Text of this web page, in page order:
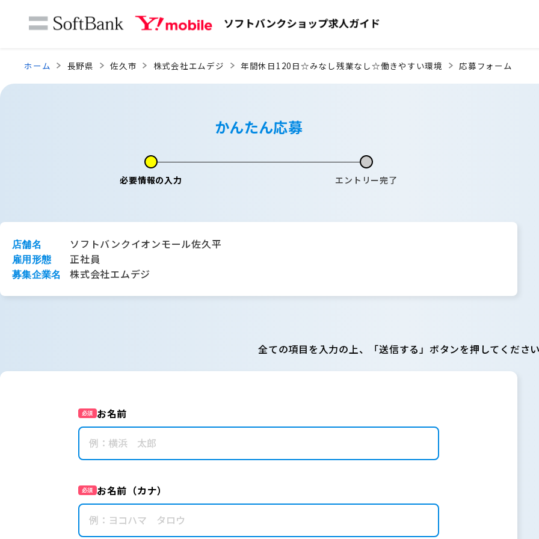
ホーム 長野県 佐久市 株式会社エムデジ 年間休日120日☆みなし残業なし☆働きやすい環境 応募フォーム
かんたん応募
必要情報の入力 エントリー完了
店舗名 ソフトバンクイオンモール佐久平
雇用形態 正社員
募集企業名 株式会社エムデジ
全ての項目を入力の上、「送信する」ボタンを押してくださ
必須 お名前
必須 お名前（カナ）